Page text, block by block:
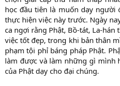
học đầu tiên là muốn dạy người
thực hiện việc này trước. Ngày
ca ngợi rằng Phật, Bồ-tát, La-
việc tốt đẹp, trong khi bản thân
phạm tội phỉ báng pháp Phật.
làm được và làm những gì mình
của Phật dạy cho đại chúng.